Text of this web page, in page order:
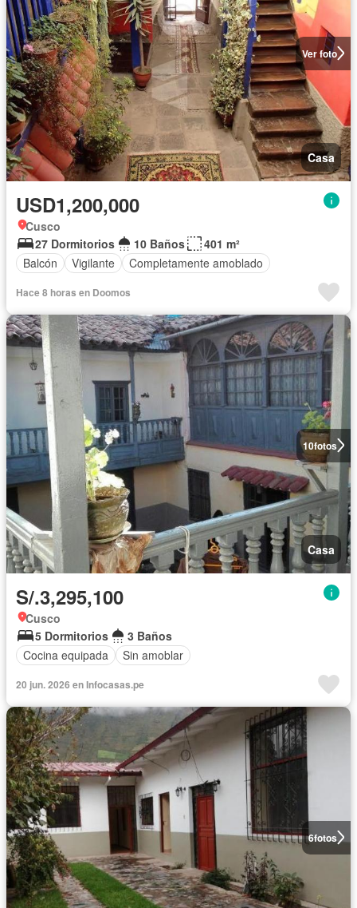
Ver foto
Casa
USD1,200,000
Cusco
27 Dormitorios
10 Baños
401 m²
Balcón
Vigilante Completamente amoblado
Hace 8 horas en Doomos
10fotos
Casa
S/.3,295,100
Cusco
5 Dormitorios
3 Baños
Cocina equipada
Sin amoblar
20 jun. 2026 en Infocasas.pe
6fotos